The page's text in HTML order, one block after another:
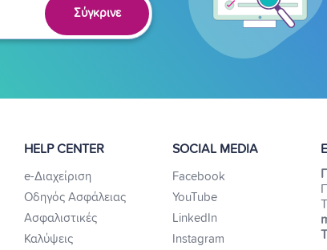
Σύγκρινε
HELP CENTER
e-Διαχείριση
Οδηγός Ασφάλειας
Ασφαλιστικές
Καλύψεις
SOCIAL MEDIA
Facebook
YouTube
LinkedIn
Instagram